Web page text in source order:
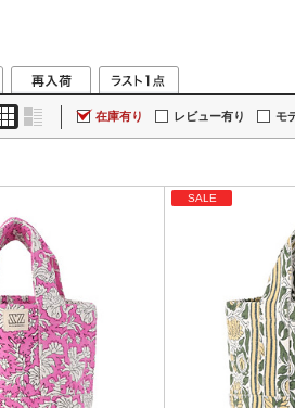
在庫有り レビュー有り モ
SALE